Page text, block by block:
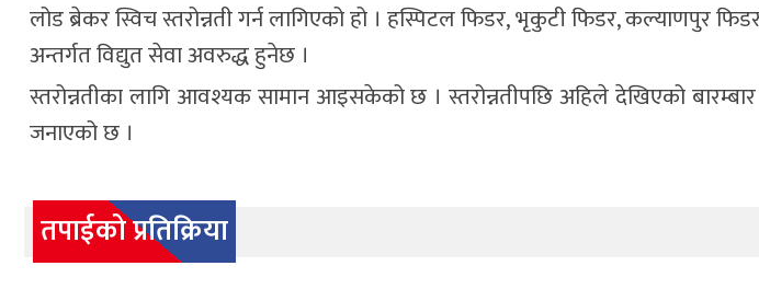
लोड ब्रेकर स्विच स्तरोन्नती गर्न लागिएको हो । हस्पिटल फिडर, भृकुटी फिडर, कल्याणपुर
अन्तर्गत विद्युत सेवा अवरुद्ध हुनेछ ।
स्तरोन्नतीका लागि आवश्यक सामान आइसकेको छ । स्तरोन्नतीपछि अहिले देखिएको
जनाएको छ ।
तपाईको प्रतिक्रिया